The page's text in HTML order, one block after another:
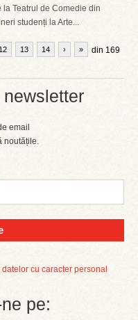
email
noutățile.
cu caracter personal
pe:
Teatrul de Comedie din
studenți la Arte...
12 13 14 din 169
› »